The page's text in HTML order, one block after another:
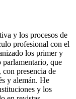
y los procesos de
profesional con el
los primer y
parlamentario, que
presencia de
y alemán. He
y los